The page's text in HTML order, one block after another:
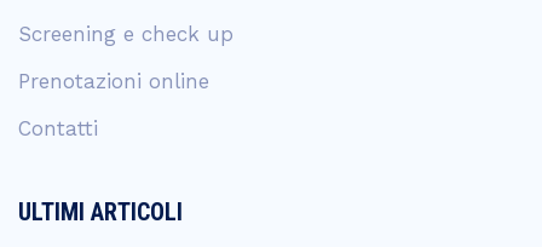
Screening e check up
Prenotazioni online
Contatti
ULTIMI ARTICOLI